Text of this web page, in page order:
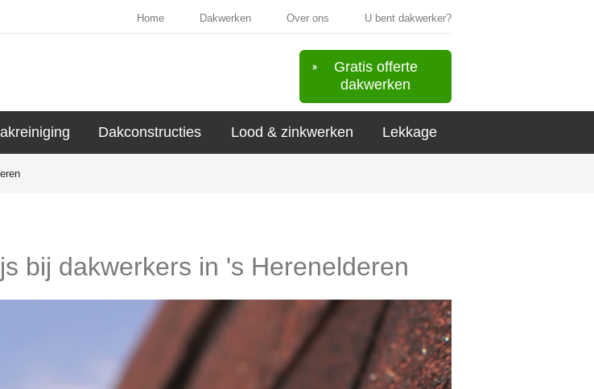
Home Dakwerken Over ons U bent dakwerker?
Gratis offerte
dakwerken
Dakconstructies Lood & zinkwerken Lekkage
bij dakwerkers in 's Herenelderen